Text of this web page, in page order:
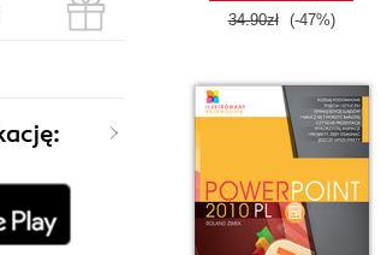
34.90zł (-47%)